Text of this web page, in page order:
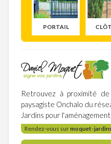
PORTAIL
Retrouvez à proximité
paysagiste Onchalo du
Jardins pour
Rendez-vous sur moquet-